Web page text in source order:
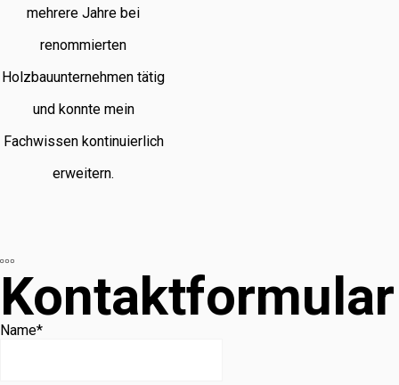
mehrere Jahre bei
renommierten
Holzbauunternehmen tätig
und konnte mein
Fachwissen kontinuierlich
erweitern.
Kontaktformular
Name*